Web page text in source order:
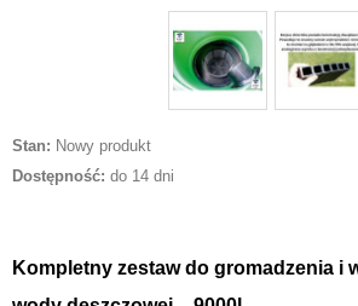
Stan: Nowy produkt
Dostępność: do 14 dni
Kompletny zestaw do gromadzenia i